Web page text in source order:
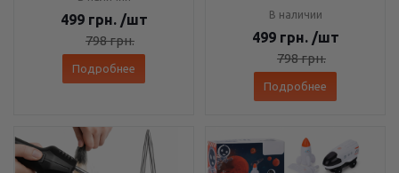
499 грн. /шт
798грн.
Подробнее
В наличии
499 грн. /шт
798грн.
Подробнее